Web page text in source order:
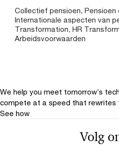
Collectief pensioen, Pensioen
Internationale aspecten van
Transformation, HR
Arbeidsvoorwaarden
We help you meet tomorrow’s
compete at a speed that rewrites
See how
Volg